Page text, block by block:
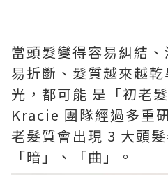
當頭髮變得容易糾結
易折斷、髮質越來越
光，都可能 是「初老
Kracie 團隊經過多重
老髮質會出現 3 大頭
「暗」、「曲」。